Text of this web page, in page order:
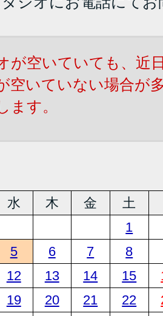
が空いていても、近
空いていない場合が
ます。
水 木 金 土
1
5 6 7
8
12 13 14 15
19 20 21 22